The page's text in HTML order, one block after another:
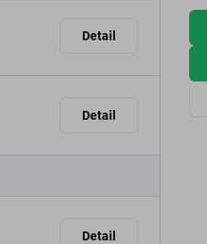
Detail
Detail
Detail